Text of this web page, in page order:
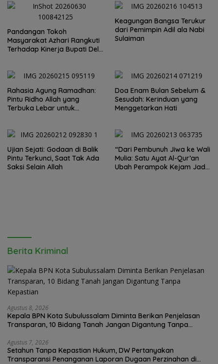
Pandangan Tokoh
Masyarakat Azhari Rangkuti
Terhadap Kinerja Bupati Deli
Keagungan Bangsa Terukur
dari Pemimpin Adil ala Nabi
Sulaiman
Rahasia Agung Ramadhan:
Pintu Ridho Allah yang
Terbuka Lebar untuk
Doa Enam Bulan Sebelum &
Sesudah: Kerinduan yang
Menggetarkan Hati
Ujian Sejati: Godaan di Balik
Pintu Terkunci, Saat Tak Ada
Saksi Selain Allah
“Dari Pembunuh Jiwa ke Wali
Mulia: Satu Ayat Al-Qur’an
Ubah Perampok Kejam Jadi
Berita Kriminal
Agustus 8, 2026
Kepala BPN Kota Subulussalam Diminta Berikan Penjelasan
Transparan, 10 Bidang Tanah Jangan Digantung Tanpa
Agustus 7, 2026
Setahun Tanpa Kepastian Hukum, DW Pertanyakan
Transparansi Penanganan Laporan Dugaan Perzinahan di